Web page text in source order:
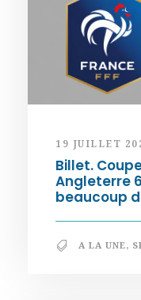
19 JUILLET
Billet.
Angleterre
beaucoup
A LA UNE,